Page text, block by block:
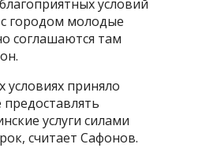
условий
городом молодые
соглашаются там
условиях приняло
услуги силами
считает Сафонов.